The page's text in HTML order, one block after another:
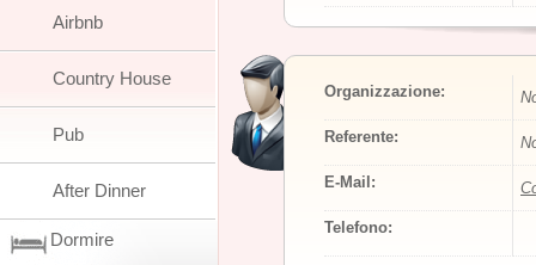
Organizzazione:
Referente:
E-Mail:
Telefono:
Airbnb
Country House
Pub
After Dinner
Dormire